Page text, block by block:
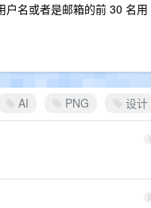
户名或者是邮箱的前 30 名用
AI PNG 设计
1
2